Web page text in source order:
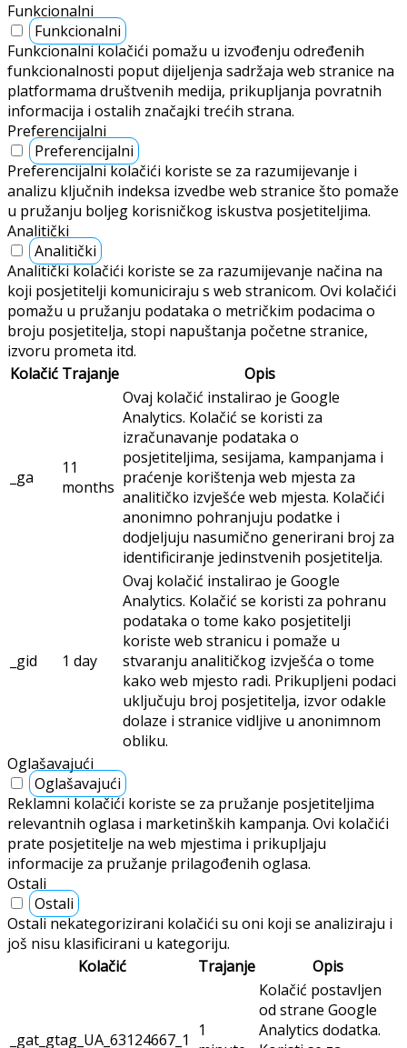
Funkcionalni
Funkcionalni
Funkcionalni kolačići pomažu u izvođenju određenih
funkcionalnosti poput dijeljenja sadržaja web stranice na
platformama društvenih medija, prikupljanja povratnih
informacija i ostalih značajki trećih strana.
Preferencijalni
Preferencijalni
Preferencijalni kolačići koriste se za razumijevanje i
analizu ključnih indeksa izvedbe web stranice što pomaže
u pružanju boljeg korisničkog iskustva posjetiteljima.
Analitički
Analitički
Analitički kolačići koriste se za razumijevanje načina na
koji posjetitelji komuniciraju s web stranicom. Ovi kolačići
pomažu u pružanju podataka o metričkim podacima o
broju posjetitelja, stopi napuštanja početne stranice,
izvoru prometa itd.
Kolačić Trajanje Opis
_ga
11
months
Ovaj kolačić instalirao je Google
Analytics. Kolačić se koristi za
izračunavanje podataka o
posjetiteljima, sesijama, kampanjama i
praćenje korištenja web mjesta za
analitičko izvješće web mjesta. Kolačići
anonimno pohranjuju podatke i
dodjeljuju nasumično generirani broj za
identificiranje jedinstvenih posjetitelja.
_gid 1 day
Ovaj kolačić instalirao je Google
Analytics. Kolačić se koristi za pohranu
podataka o tome kako posjetitelji
koriste web stranicu i pomaže u
stvaranju analitičkog izvješća o tome
kako web mjesto radi. Prikupljeni podaci
uključuju broj posjetitelja, izvor odakle
dolaze i stranice vidljive u anonimnom
obliku.
Oglašavajući
Oglašavajući
Reklamni kolačići koriste se za pružanje posjetiteljima
relevantnih oglasa i marketinških kampanja. Ovi kolačići
prate posjetitelje na web mjestima i prikupljaju
informacije za pružanje prilagođenih oglasa.
Ostali
Ostali
Ostali nekategorizirani kolačići su oni koji se analiziraju i
još nisu klasificirani u kategoriju.
Kolačić
Trajanje Opis
_gat_gtag_UA_63124667_1
1
Kolačić postavljen
od strane Google
Analytics dodatka.